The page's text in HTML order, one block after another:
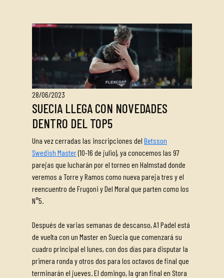
28/06/2023
SUECIA LLEGA CON NOVEDADES
DENTRO DEL TOP5
Una vez cerradas las inscripciones del Betsson
Swedish Master(10-16 de julio), ya conocemos las 97
parejas que lucharán por el torneo en Halmstad donde
veremos a Torre y Ramos como nueva pareja tres y el
reencuentro de Frugoni y Del Moral que parten como los
N°5.
Después de varias semanas de descanso, A1 Padel está
de vuelta con un Master en Suecia que comenzará su
cuadro principal el lunes, con dos días para disputar la
primera ronda y otros dos para los octavos de final que
terminarán el jueves. El domingo, la gran final en Stora